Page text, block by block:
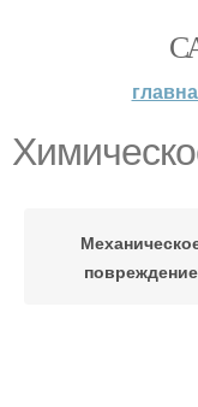
повреждение